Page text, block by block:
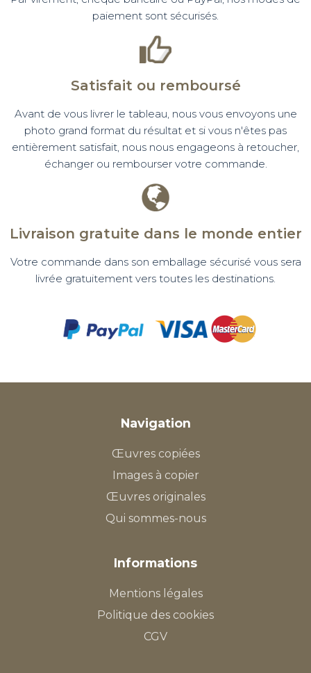
paiement sont sécurisés.
Satisfait ou remboursé
Avant de vous livrer le tableau, nous vous envoyons une
photo grand format du résultat et si vous n'êtes pas
entièrement satisfait, nous nous engageons à retoucher,
échanger ou rembourser votre commande.
Livraison gratuite dans le monde entier
Votre commande dans son emballage sécurisé vous sera
livrée gratuitement vers toutes les destinations.
Navigation
Œuvres copiées
Images à copier
Œuvres originales
Qui sommes-nous
Informations
Mentions légales
Politique des cookies
CGV